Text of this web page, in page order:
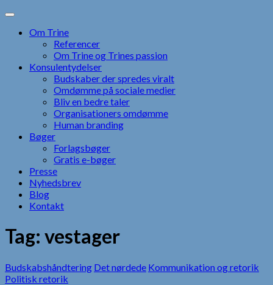
Skip
contentOm Trine
Referencer
Om Trine og Trines passion
Konsulentydelser
Budskaber der spredes viralt
Omdømme på sociale medier
Bliv en bedre taler
Organisationers omdømme
Human branding
Bøger
Forlagsbøger
Gratis e-bøger
Presse
Nyhedsbrev
Blog
Kontakt
Tag: vestager
Budskabshåndtering Det nørdede Kommunikation og retorik
Politisk retorik